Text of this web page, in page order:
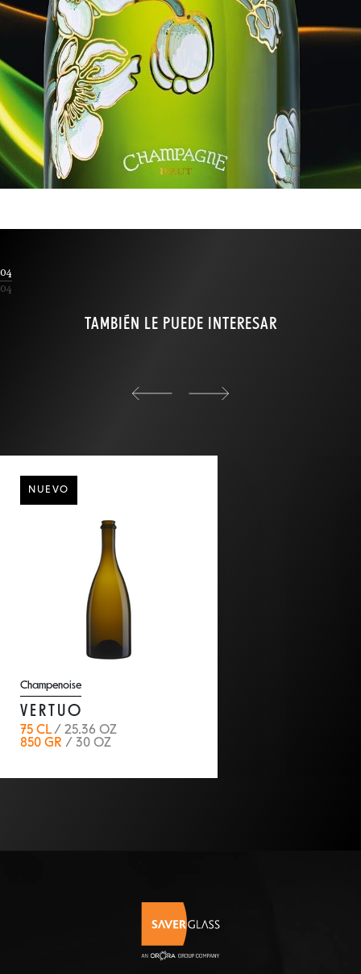
04
04
TAMBIÉN LE PUEDE INTERESAR
NUEVO
Champenoise
VERTUO
75 CL/ 25.36 OZ
850 GR / 30 OZ